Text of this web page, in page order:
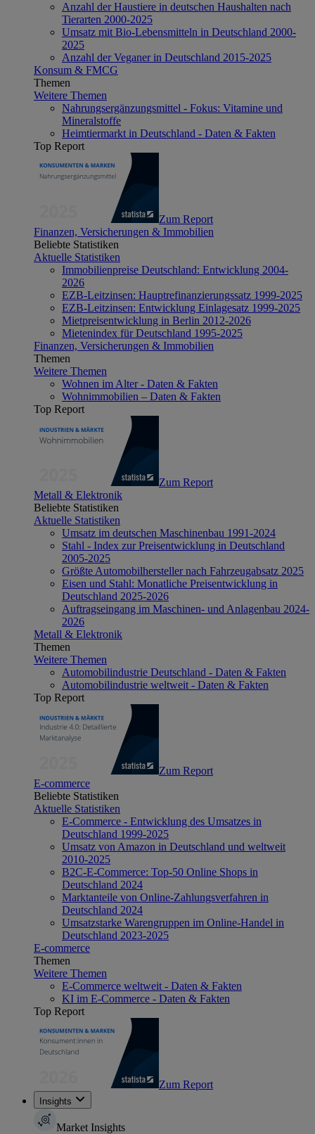
Anzahl der Haustiere in deutschen Haushalten nach
Tierarten 2000-2025
Umsatz mit Bio-Lebensmitteln in Deutschland 2000-
2025
Anzahl der Veganer in Deutschland 2015-2025
Konsum & FMCG
Themen
Weitere Themen
Nahrungsergänzungsmittel - Fokus: Vitamine und
Mineralstoffe
Heimtiermarkt in Deutschland - Daten & Fakten
Top Report
Zum Report
Finanzen, Versicherungen & Immobilien
Beliebte Statistiken
Aktuelle Statistiken
Immobilienpreise Deutschland: Entwicklung 2004-
2026
EZB-Leitzinsen: Hauptrefinanzierungssatz 1999-2025
EZB-Leitzinsen: Entwicklung Einlagesatz 1999-2025
Mietpreisentwicklung in Berlin 2012-2026
Mietenindex für Deutschland 1995-2025
Finanzen, Versicherungen & Immobilien
Themen
Weitere Themen
Wohnen im Alter - Daten & Fakten
Wohnimmobilien – Daten & Fakten
Top Report
Zum Report
Metall & Elektronik
Beliebte Statistiken
Aktuelle Statistiken
Umsatz im deutschen Maschinenbau 1991-2024
Stahl - Index zur Preisentwicklung in Deutschland
2005-2025
Größte Automobilhersteller nach Fahrzeugabsatz 2025
Eisen und Stahl: Monatliche Preisentwicklung in
Deutschland 2025-2026
Auftragseingang im Maschinen- und Anlagenbau 2024-
2026
Metall & Elektronik
Themen
Weitere Themen
Automobilindustrie Deutschland - Daten & Fakten
Automobilindustrie weltweit - Daten & Fakten
Top Report
Zum Report
E-commerce
Beliebte Statistiken
Aktuelle Statistiken
E-Commerce - Entwicklung des Umsatzes in
Deutschland 1999-2025
Umsatz von Amazon in Deutschland und weltweit
2010-2025
B2C-E-Commerce: Top-50 Online Shops in
Deutschland 2024
Marktanteile von Online-Zahlungsverfahren in
Deutschland 2024
Umsatzstarke Warengruppen im Online-Handel in
Deutschland 2023-2025
E-commerce
Themen
Weitere Themen
E-Commerce weltweit - Daten & Fakten
KI im E-Commerce - Daten & Fakten
Top Report
Zum Report
Insights
Market Insights